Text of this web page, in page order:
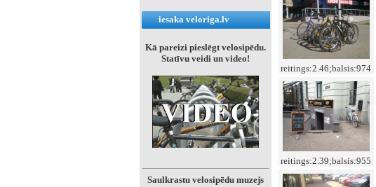
iesaka veloriga.lv
Kā pareizi pieslēgt velosipēdu.
Statīvu veidi un video!
Saulkrastu velosipēdu muzejs
reitings:2.46;balsis:974
reitings:2.39;balsis:955